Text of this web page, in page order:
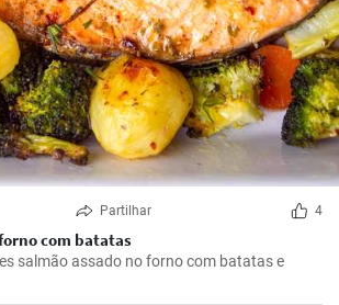
Partilhar 4
com batatas
salmão assado no forno com batatas e